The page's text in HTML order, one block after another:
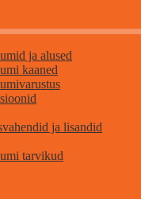
ja alused
kaaned
ja lisandid
tarvikud